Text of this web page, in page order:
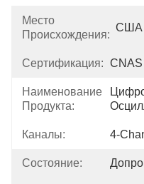
Место
Происхождения:
США
Сертификация: CNAS
Наименование
Продукта:
Каналы: 4-
Состояние: